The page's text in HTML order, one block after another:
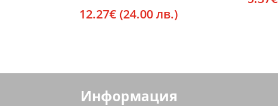
12.27€ (24.00 лв.)
Информация